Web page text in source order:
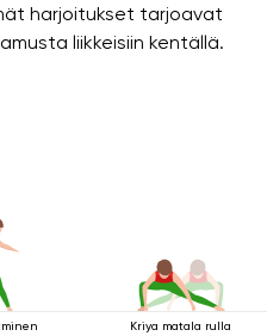
harjoitukset tarjoavat
liikkeisiin kentällä.
Kriya matala rulla